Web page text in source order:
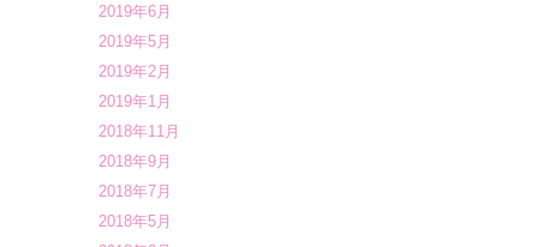
2019年6月
2019年5月
2019年2月
2019年1月
2018年11月
2018年9月
2018年7月
2018年5月